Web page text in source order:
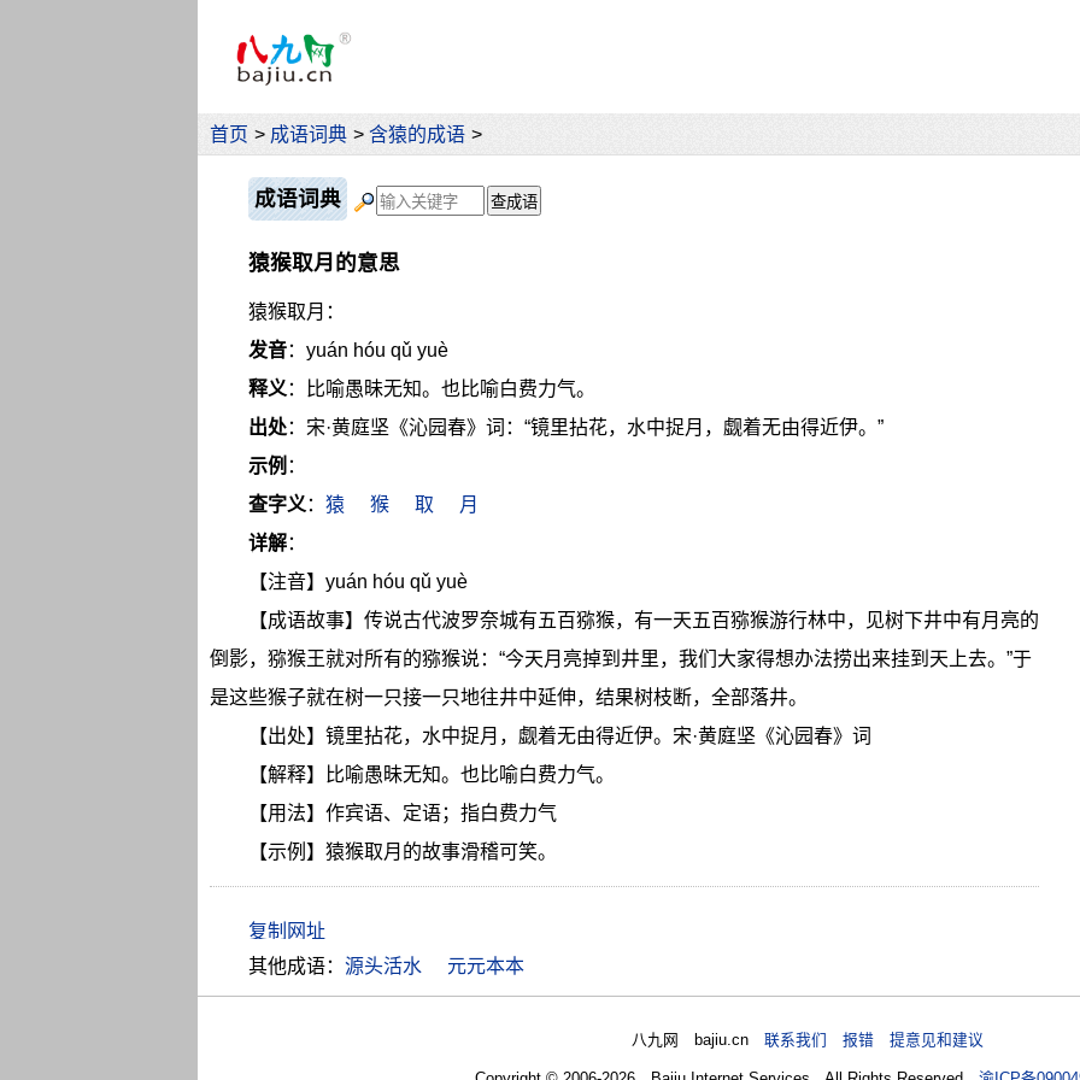
首页 > 成语词典 > 含猿的成语 >
成语词典
猿猴取月的意思
猿猴取月：
发音：yuán hóu qǔ yuè
释义 ：比喻愚昧无知。也比喻白费力气。
出处：宋·黄庭坚《沁园春》词：“镜里拈花，水中捉月，觑着无由得近伊。”
示例 ：
查字义 ： 猿 猴 取
月
详解：
【注音】yuán hóu qǔ yuè
【成语故事】传说古代波罗奈城有五百猕猴，有一天五百猕猴游行林中，见树下井中有月亮的
倒影，猕猴王就对所有的猕猴说：“今天月亮掉到井里，我们大家得想办法捞出来挂到天上去。”于
是这些猴子就在树一只接一只地往井中延伸，结果树枝断，全部落井。
【出处】镜里拈花，水中捉月，觑着无由得近伊。宋·黄庭坚《沁园春》词
【解释】比喻愚昧无知。也比喻白费力气。
【用法】作宾语、定语；指白费力气
【示例】猿猴取月的故事滑稽可笑。
其他成语： 源头活水 元元本本
八九网 bajiu.cn联系我们 报错 提意见和建议